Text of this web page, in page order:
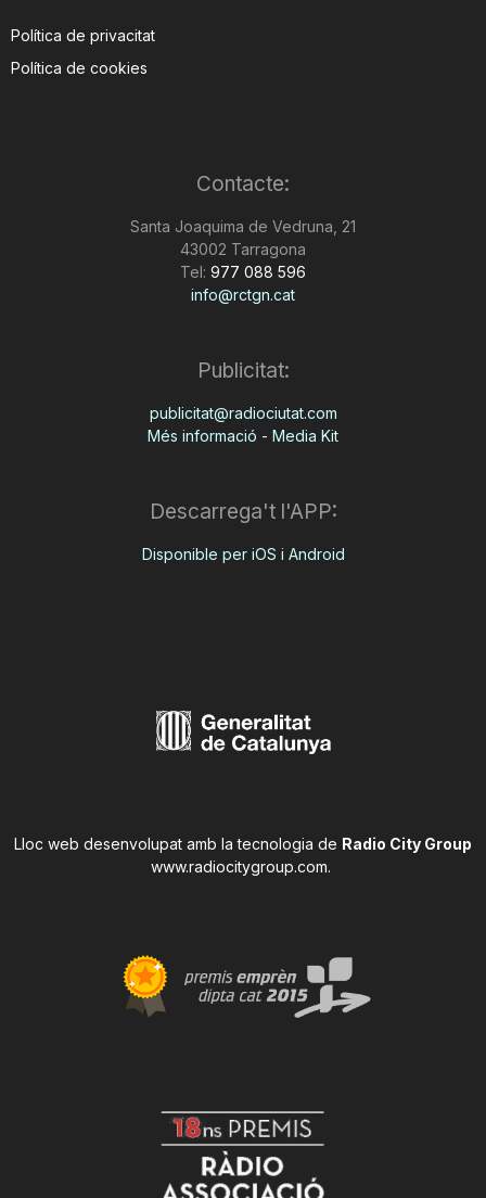
Política de privacitat
Política de cookies
Contacte:
Santa Joaquima de Vedruna, 21
43002 Tarragona
Tel: 977 088 596
info@rctgn.cat
Publicitat:
publicitat@radiociutat.com
Més informació - Media Kit
Descarrega't l'APP:
Disponible per iOS i Android
Lloc web desenvolupat amb la tecnologia de Radio City Group
www.radiocitygroup.com.